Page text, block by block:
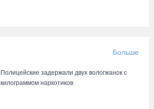
Больше
Полицейские задержали двух вологжанок с
килограммом наркотиков